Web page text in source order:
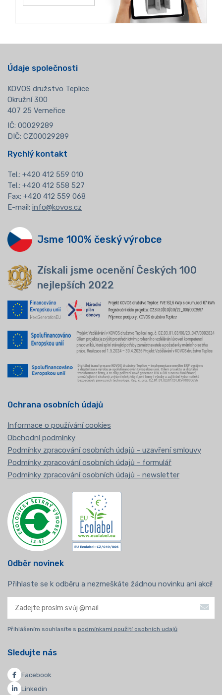
Údaje společnosti
KOVOS družstvo Teplice
Okružní 300
407 25 Verneřice
IČ: 00029289
DIČ: CZ00029289
Rychlý kontakt
Tel.: +420 412 559 010
Tel.: +420 412 558 527
Fax: +420 412 559 068
E-mail: info@kovos.cz
Jsme 100% český výrobce
Získali jsme ocenění Českých 100
nejlepších 2022
Ochrana osobních údajů
Informace o používání cookies
Obchodní podmínky
Podmínky zpracování osobních údajů - uzavření smlouvy
Podmínky zpracování osobních údajů - formulář
Podmínky zpracování osobních údajů - newsletter
Odběr novinek
Přihlaste se k odběru a nezmeškáte žádnou novinku ani akci!
Přihlášením souhlasíte s podmínkami použití osobních udajů
Sledujte nás
Facebook
Linkedin